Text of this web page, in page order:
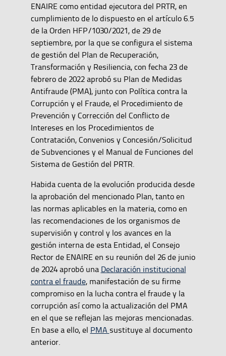
ENAIRE como entidad ejecutora del PRTR, en
cumplimiento de lo dispuesto en el artículo 6.5
de la Orden HFP/1030/2021, de 29 de
septiembre, por la que se configura el sistema
de gestión del Plan de Recuperación,
Transformación y Resiliencia, con fecha 23 de
febrero de 2022 aprobó su Plan de Medidas
Antifraude (PMA), junto con Política contra la
Corrupción y el Fraude, el Procedimiento de
Prevención y Corrección del Conflicto de
Intereses en los Procedimientos de
Contratación, Convenios y Concesión/Solicitud
de Subvenciones y el Manual de Funciones del
Sistema de Gestión del PRTR.
Habida cuenta de la evolución producida desde
la aprobación del mencionado Plan, tanto en
las normas aplicables en la materia, como en
las recomendaciones de los organismos de
supervisión y control y los avances en la
gestión interna de esta Entidad, el Consejo
Rector de ENAIRE en su reunión del 26 de junio
de 2024 aprobó una Declaración institucional
contra el fraude, manifestación de su firme
compromiso en la lucha contra el fraude y la
corrupción así como la actualización del PMA
en el que se reflejan las mejoras mencionadas.
En base a ello, el PMA sustituye al documento
anterior.